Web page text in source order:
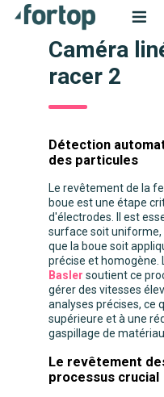
Caméra
racer 2
Détection
des particules
Le revêtement de la
boue est une étape
d'électrodes. Il est
surface soit
que la boue soit
précise et homogène.
Basler soutient ce
gérer des vitesses
analyses précises, ce
supérieure et à une
gaspillage de
Le revêtement
processus crucial